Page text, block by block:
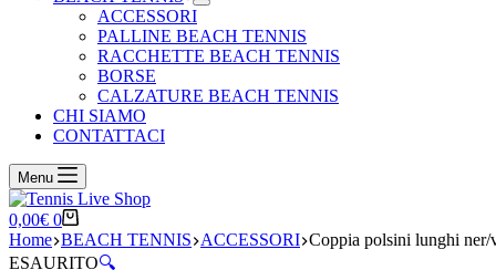
ACCESSORI
PALLINE BEACH TENNIS
RACCHETTE BEACH TENNIS
BORSE
CALZATURE BEACH TENNIS
CHI SIAMO
CONTATTACI
Menu
Carrello
0,00€ 0
Home BEACH TENNIS ACCESSORI Coppia polsini lunghi ner/
ESAURITO🔍